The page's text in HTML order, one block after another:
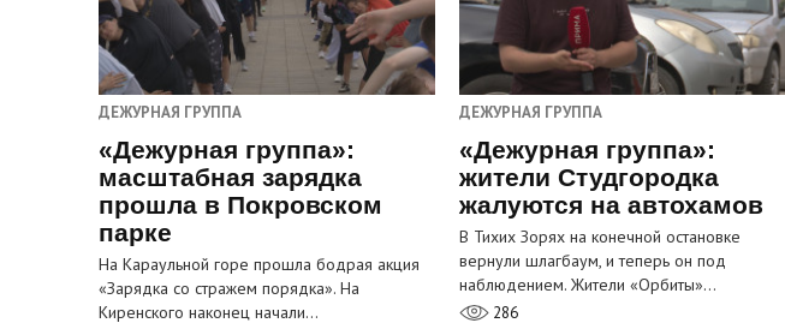
ДЕЖУРНАЯ ГРУППА
«Дежурная группа»:
масштабная зарядка
прошла в Покровском
парке
На Караульной горе прошла бодрая акция
«Зарядка со стражем порядка». На
Киренского наконец начали…
ДЕЖУРНАЯ ГРУППА
«Дежурная группа»:
жители Студгородка
жалуются на автохамов
В Тихих Зорях на конечной остановке
вернули шлагбаум, и теперь он под
наблюдением. Жители «Орбиты»…
286